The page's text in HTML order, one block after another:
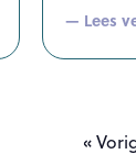
— Lees
«